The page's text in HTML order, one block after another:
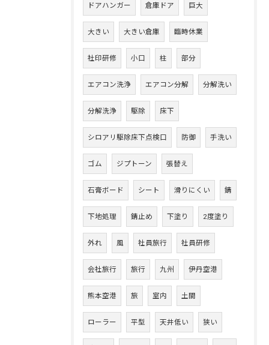
ドアハンガー 倉庫ドア 巨大
大きい 大きい倉庫 臨時休業
社印研修 小口 柱 部分
エアコン洗浄 エアコン分解 分解洗い
分解洗浄 駆除 床下
シロアリ駆除床下点検口 防御 手洗い
ゴム ジプトーン 張替え
石膏ボード シート 滑りにくい 錆
下地処理 錆止め 下塗り 2度塗り
外れ 風 社員旅行 社員研修
会社旅行 旅行 九州 伊丹空港
熊本空港 旅 室内 土間
ローラー 平型 天井低い 狭い